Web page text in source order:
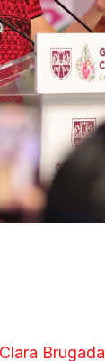
Clara Brugada